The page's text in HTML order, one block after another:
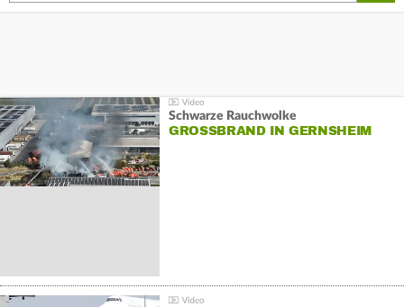
Schwarze Rauchwolke
GROSSBRAND IN GERNSHEIM